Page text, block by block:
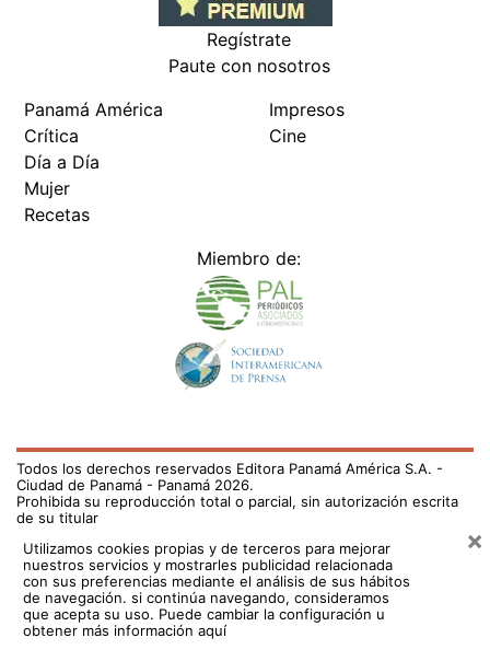
Regístrate
Paute con nosotros
Panamá América
Crítica
Día a Día
Mujer
Recetas
Impresos
Cine
Miembro de:
Todos los derechos reservados Editora Panamá América S.A. -
Ciudad de Panamá - Panamá 2026.
Prohibida su reproducción total o parcial, sin autorización escrita
de su titular
Utilizamos cookies propias y de terceros para mejorar
nuestros servicios y mostrarles publicidad relacionada
con sus preferencias mediante el análisis de sus hábitos
de navegación. si continúa navegando, consideramos
que acepta su uso. Puede cambiar la configuración u
obtener más información aquí
×